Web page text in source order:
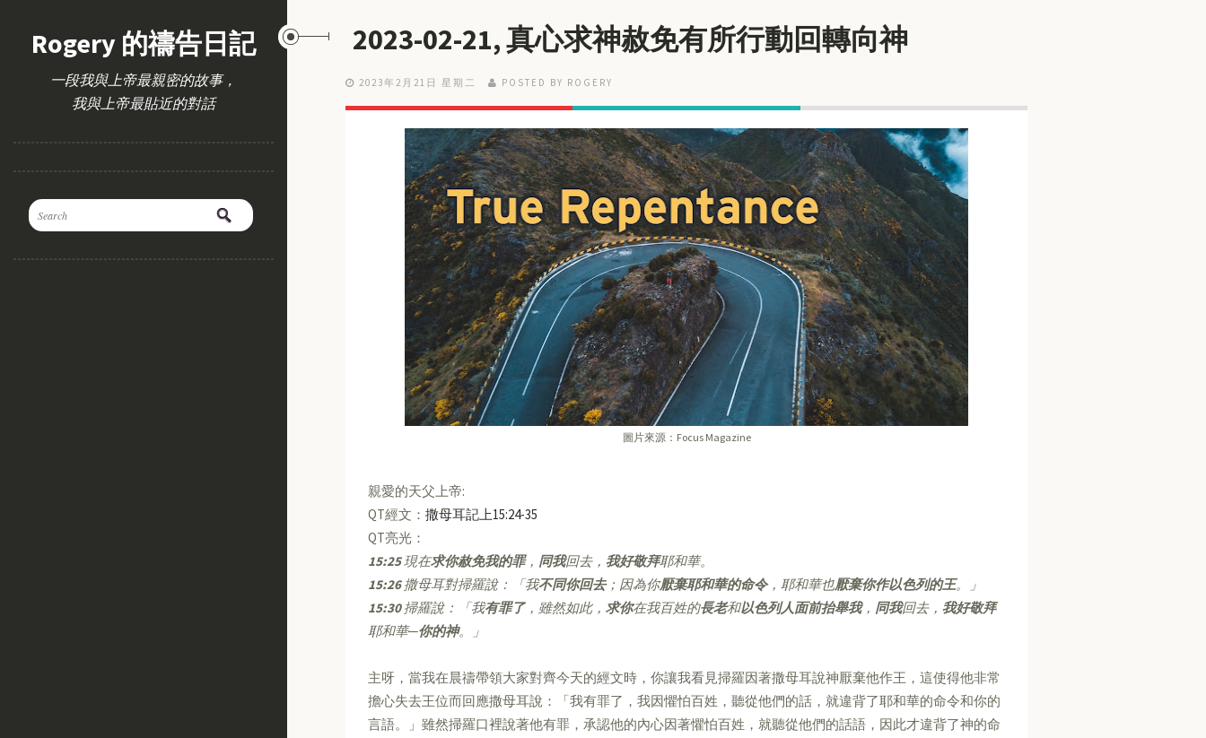
Rogery 的禱告日記
一段我與上帝最親密的故事，
我與上帝最貼近的對話
2023-02-21, 真心求神赦免有所行動回轉向神
2023年2月21日 星期二 POSTED BY ROGERY
圖片來源：Focus Magazine
親愛的天父上帝:
QT經文： 撒母耳記上15:24-35
QT亮光：
15:25現在求你赦免我的罪， 同我回去， 我好敬拜耶和華。
15:26撒母耳對掃羅說：「我不同你回去；因為你厭棄耶和華的命令，耶和華也厭棄你作以色列的王。」
15:30掃羅說：「我有罪了，雖然如此， 求你在我百姓的長老和以色列人面前抬舉我， 同我回去， 我好敬拜
耶和華─你的神。」
主呀，當我在晨禱帶領大家對齊今天的經文時，你讓我看見掃羅因著撒母耳說神厭棄他作王，這使得他非常
擔心失去王位而回應撒母耳說：「我有罪了，我因懼怕百姓，聽從他們的話，就違背了耶和華的命令和你的
言語。」雖然掃羅口裡說著他有罪，承認他的內心因著懼怕百姓，就聽從他們的話語，因此才違背了神的命